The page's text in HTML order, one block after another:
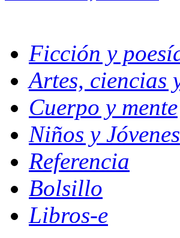
Ficción y
Artes, ciencias
Cuerpo y mente
Niños y Jóvenes
Referencia
Bolsillo
Libros-e